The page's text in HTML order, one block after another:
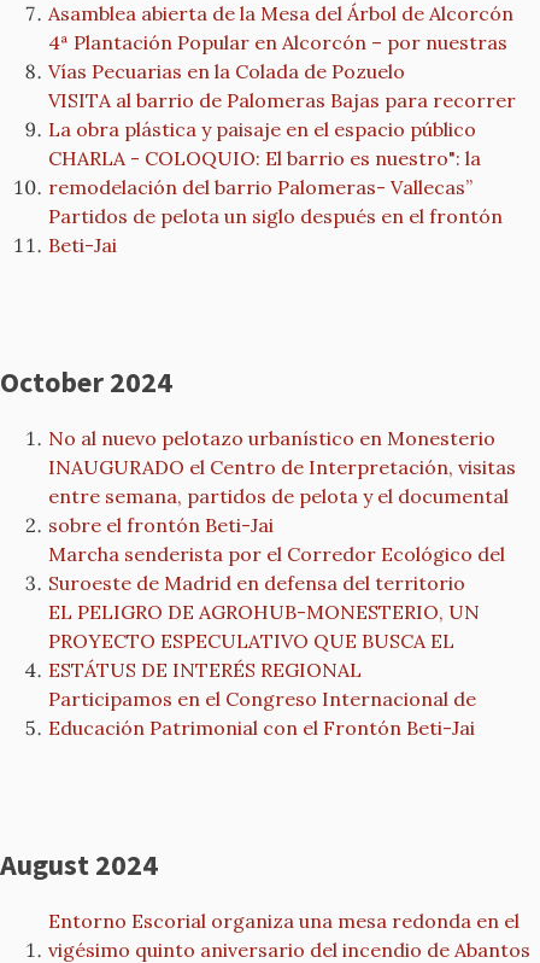
Asamblea abierta de la Mesa del Árbol de Alcorcón
4ª Plantación Popular en Alcorcón – por nuestras
Vías Pecuarias en la Colada de Pozuelo
VISITA al barrio de Palomeras Bajas para recorrer
La obra plástica y paisaje en el espacio público
CHARLA - COLOQUIO: El barrio es nuestro": la
remodelación del barrio Palomeras- Vallecas”
Partidos de pelota un siglo después en el frontón
Beti-Jai
October 2024
No al nuevo pelotazo urbanístico en Monesterio
INAUGURADO el Centro de Interpretación, visitas
entre semana, partidos de pelota y el documental
sobre el frontón Beti-Jai
Marcha senderista por el Corredor Ecológico del
Suroeste de Madrid en defensa del territorio
EL PELIGRO DE AGROHUB-MONESTERIO, UN
PROYECTO ESPECULATIVO QUE BUSCA EL
ESTÁTUS DE INTERÉS REGIONAL
Participamos en el Congreso Internacional de
Educación Patrimonial con el Frontón Beti-Jai
August 2024
Entorno Escorial organiza una mesa redonda en el
vigésimo quinto aniversario del incendio de Abantos